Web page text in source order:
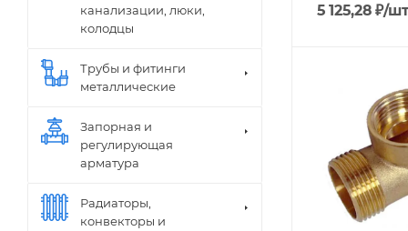
5 125,28 ₽/шт
канализации, люки,
колодцы
Трубы и фитинги
металлические
Запорная и
регулирующая
арматура
Радиаторы,
конвекторы и